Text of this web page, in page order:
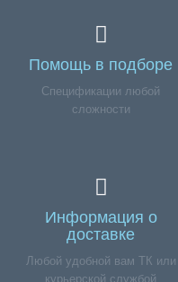
Помощь в подборе
Спецификации любой
сложности
Информация о
доставке
Любой удобной вам ТК или
курьерской службой